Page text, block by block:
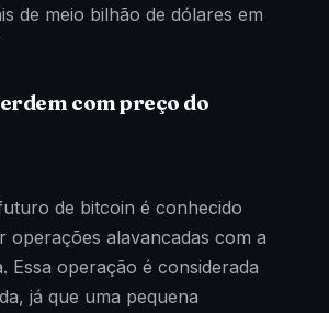
de meio bilhão de dólares em
com preço do
de bitcoin é conhecido
operações alavancadas com a
Essa operação é considerada
já que uma pequena